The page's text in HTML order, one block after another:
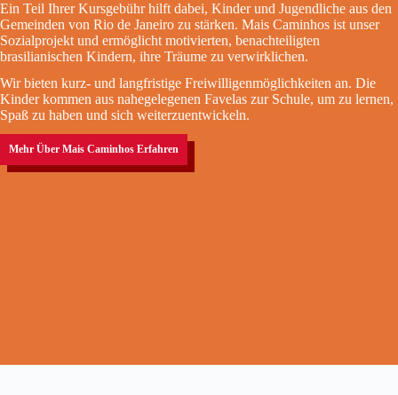
Ein Teil Ihrer Kursgebühr hilft dabei, Kinder und Jugendliche aus den
Gemeinden von Rio de Janeiro zu stärken. Mais Caminhos ist unser
Sozialprojekt und ermöglicht motivierten, benachteiligten
brasilianischen Kindern, ihre Träume zu verwirklichen.
Wir bieten kurz- und langfristige Freiwilligenmöglichkeiten an. Die
Kinder kommen aus nahegelegenen Favelas zur Schule, um zu lernen,
Spaß zu haben und sich weiterzuentwickeln.
Mehr Über Mais Caminhos Erfahren